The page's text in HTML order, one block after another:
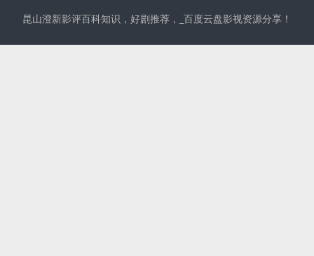
昆山澄新影评百科知识，好剧推荐，_百度云盘影视资源分享！